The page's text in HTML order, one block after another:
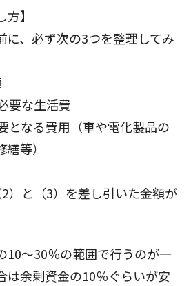
】
に、必ず次の3つを整理してみ
要な生活費
となる費用（車や電化製品の
繕等）
2）と（3）を差し引いた金額が
10～30％の範囲で行うのが一
は余剰資金の10％ぐらいが安